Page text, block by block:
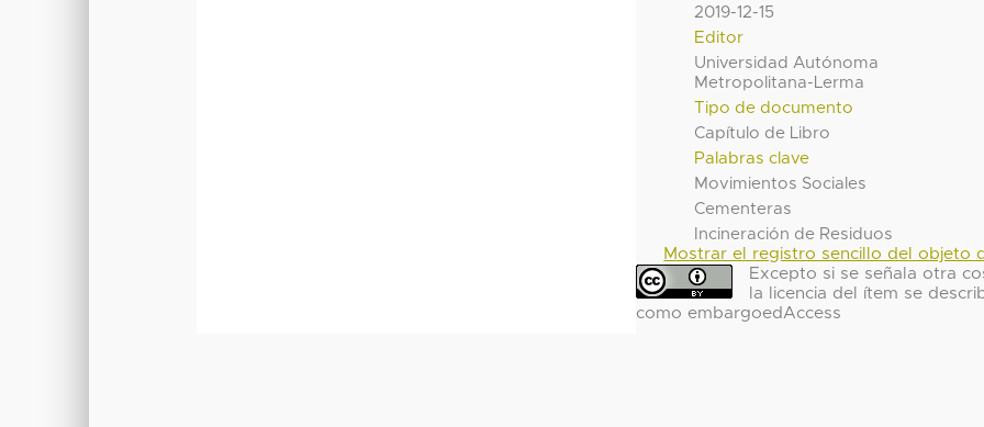
2019-12-15
Editor
Universidad Autónoma
Metropolitana-Lerma
Tipo de documento
Capítulo de Libro
Palabras clave
Movimientos Sociales
Cementeras
Incineración de Residuos
Mostrar el registro sencillo del objeto
Excepto si se señala otra
la licencia del ítem se
como embargoedAccess